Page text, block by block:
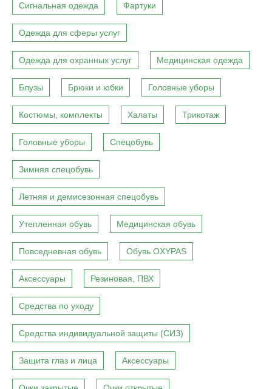
Сигнальная одежда Фартуки
Одежда для сферы услуг
Одежда для охранных услуг Медицинская одежда
Блузы Брюки и юбки Головные уборы
Костюмы, комплекты Халаты Трикотаж
Головные уборы Спецобувь
Зимняя спецобувь
Летняя и демисезонная спецобувь
Утепленная обувь Медицинская обувь
Повседневная обувь Обувь OXYPAS
Аксессуары Резиновая, ПВХ
Средства по уходу
Средства индивидуальной защиты (СИЗ)
Защита глаз и лица Аксессуары